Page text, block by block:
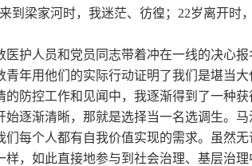
到梁家河时，我迷茫、彷徨； 22岁离开时
护人员和党员同志带着冲在一线的决心报
年用他们的实际行动证明了我们是堪当大
防控工作和见闻中，我逐渐得到了一种
逐渐清晰，那就是选择当一名选调生。
每个人都有自我价值实现的需求。虽然
，如此直接地参与到社会治理、基层治